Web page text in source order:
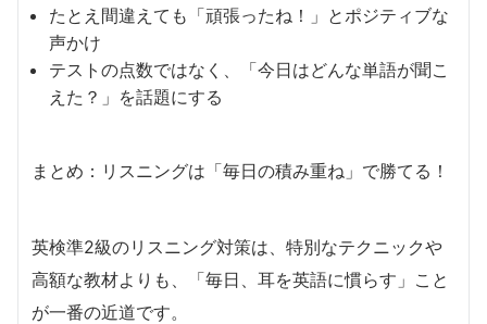
たとえ間違えても「頑張ったね！」とポジティブな
声かけ
テストの点数ではなく、「今日はどんな単語が聞こ
えた？」を話題にする
まとめ：リスニングは「毎日の積み重ね」で勝てる！
英検準2級のリスニング対策は、特別なテクニックや
高額な教材よりも、「毎日、耳を英語に慣らす」こと
が一番の近道です。